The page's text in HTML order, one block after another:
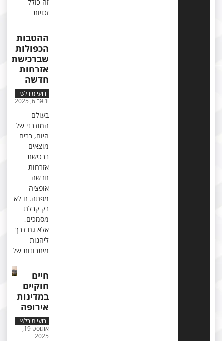
זה כולל
ההטבות
הכפולות
שברכישת
אזרחות
חדשה
רועי מירלש
בעולם
המודרני של
היום, רבים
מוצאים
ברכישת
אזרחות
חדשה
אופציה
מפתה. זו לא
רק קבלת
מסמכים,
אלא גם דרך
ליהנות
מיתרונות של
חוקיים
במדינות
אירופה
רועי מירלש
אוגוסט 19,